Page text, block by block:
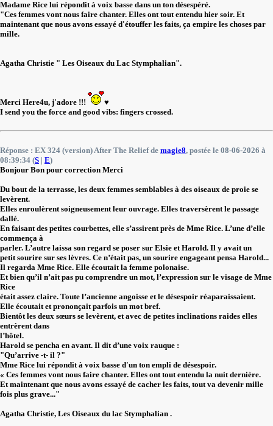
Madame Rice lui répondit à voix basse dans un ton désespéré.
"Ces femmes vont nous faire chanter. Elles ont tout entendu hier soir. Et
maintenant que nous avons essayé d'étouffer les faits, ça empire les choses par
mille.
Agatha Christie " Les Oiseaux du Lac Stymphalian".
Merci Here4u, j'adore !!!
♥️
I send you the force and good vibs: fingers crossed.
Réponse : EX 324 (version) After The Relief de magie8, postée le 08-06-2026 à
08:39:34 (S | E)
Bonjour Bon pour correction Merci
Du bout de la terrasse, les deux femmes semblables à des oiseaux de proie se
levèrent.
Elles enroulèrent soigneusement leur ouvrage. Elles traversèrent le passage
dallé.
En faisant des petites courbettes, elle s’assirent près de Mme Rice. L’une d’elle
commença à
parler. L’autre laissa son regard se poser sur Elsie et Harold. Il y avait un
petit sourire sur ses lèvres. Ce n’était pas, un sourire engageant pensa Harold...
Il regarda Mme Rice. Elle écoutait la femme polonaise.
Et bien qu’il n’ait pas pu comprendre un mot, l’expression sur le visage de Mme
Rice
était assez claire. Toute l’ancienne angoisse et le désespoir réaparaissaient.
Elle écoutait et prononçait parfois un mot bref.
Bientôt les deux sœurs se levèrent, et avec de petites inclinations raides elles
entrèrent dans
l’hôtel.
Harold se pencha en avant. Il dit d’une voix rauque :
"Qu’arrive -t- il ?"
Mme Rice lui répondit à voix basse d'un ton empli de désespoir.
« Ces femmes vont nous faire chanter. Elles ont tout entendu la nuit dernière.
Et maintenant que nous avons essayé de cacher les faits, tout va devenir mille
fois plus grave..."
Agatha Christie, Les Oiseaux du lac Stymphalian .